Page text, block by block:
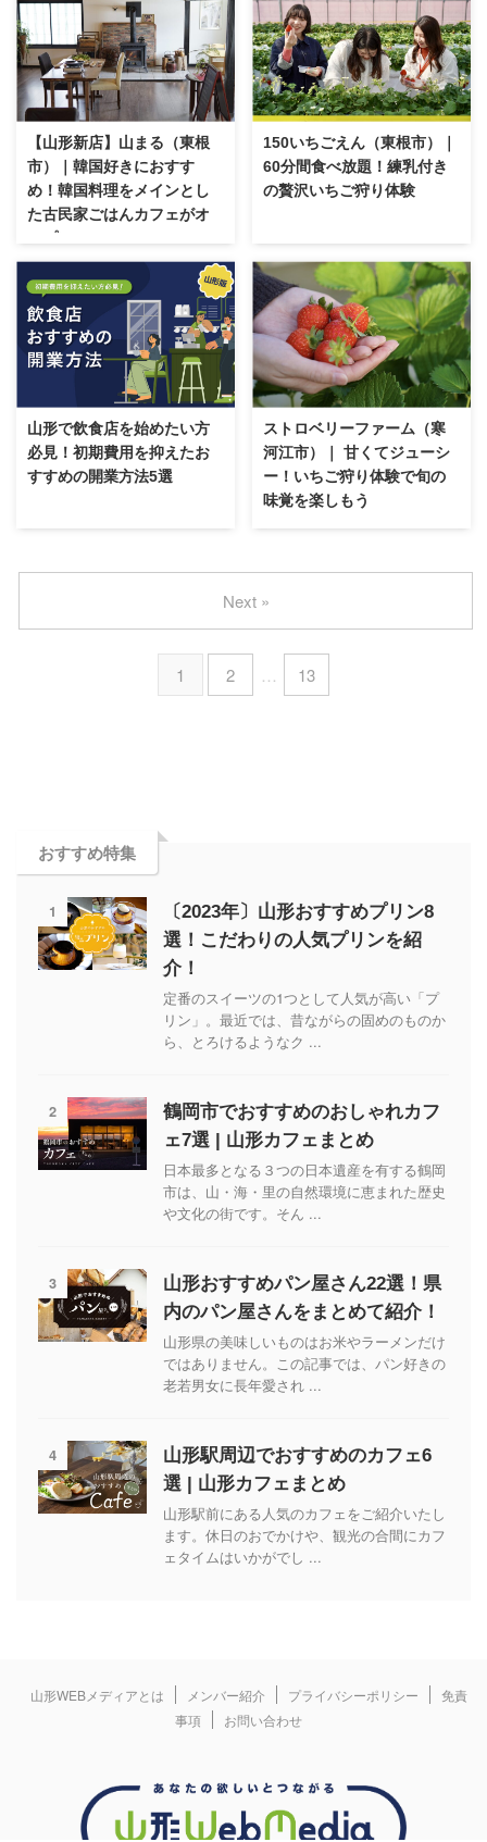
【山形新店】山まる（東根
市）｜韓国好きにおすす
め！韓国料理をメインとし
た古民家ごはんカフェがオ
ープン
150いちごえん（東根市）｜
60分間食べ放題！練乳付き
の贅沢いちご狩り体験
山形で飲食店を始めたい方
必見！初期費用を抑えたお
すすめの開業方法5選
ストロベリーファーム（寒
河江市）｜ 甘くてジューシ
ー！いちご狩り体験で旬の
味覚を楽しもう
1 2 … 13
Next »
おすすめ特集
1
〔2023年〕山形おすすめプリン8
選！こだわりの人気プリンを紹
介！
定番のスイーツの1つとして人気が高い「プ
リン」。最近では、昔ながらの固めのものか
ら、とろけるようなク ...
2
鶴岡市でおすすめのおしゃれカフ
ェ7選 | 山形カフェまとめ
日本最多となる３つの日本遺産を有する鶴岡
市は、山・海・里の自然環境に恵まれた歴史
や文化の街です。そん ...
3
山形おすすめパン屋さん22選！県
内のパン屋さんをまとめて紹介！
山形県の美味しいものはお米やラーメンだけ
ではありません。この記事では、パン好きの
老若男女に長年愛され ...
4
山形駅周辺でおすすめのカフェ6
選 | 山形カフェまとめ
山形駅前にある人気のカフェをご紹介いたし
ます。休日のおでかけや、観光の合間にカフ
ェタイムはいかがでし ...
山形WEBメディアとは メンバー紹介 プライバシーポリシー
免責
事項
お問い合わせ